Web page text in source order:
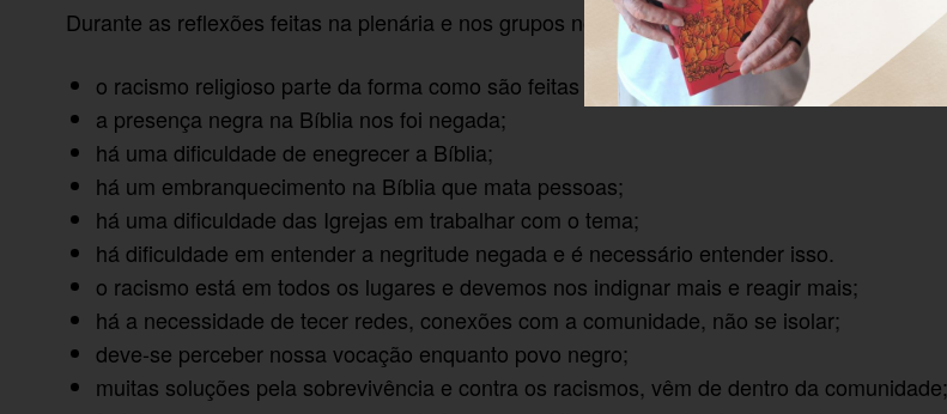
Durante as reflexões feitas na plenária e nos grupos nos três dias, foi visto que:
o racismo religioso parte da forma como são feitas as leituras bíblicas;
a presença negra na Bíblia nos foi negada;
há uma dificuldade de enegrecer a Bíblia;
há um embranquecimento na Bíblia que mata pessoas;
há uma dificuldade das Igrejas em trabalhar com o tema;
há dificuldade em entender a negritude negada e é necessário entender isso.
o racismo está em todos os lugares e devemos nos indignar mais e reagir mais;
há a necessidade de tecer redes, conexões com a comunidade, não se isolar;
deve-se perceber nossa vocação enquanto povo negro;
muitas soluções pela sobrevivência e contra os racismos, vêm de dentro da comunidade;